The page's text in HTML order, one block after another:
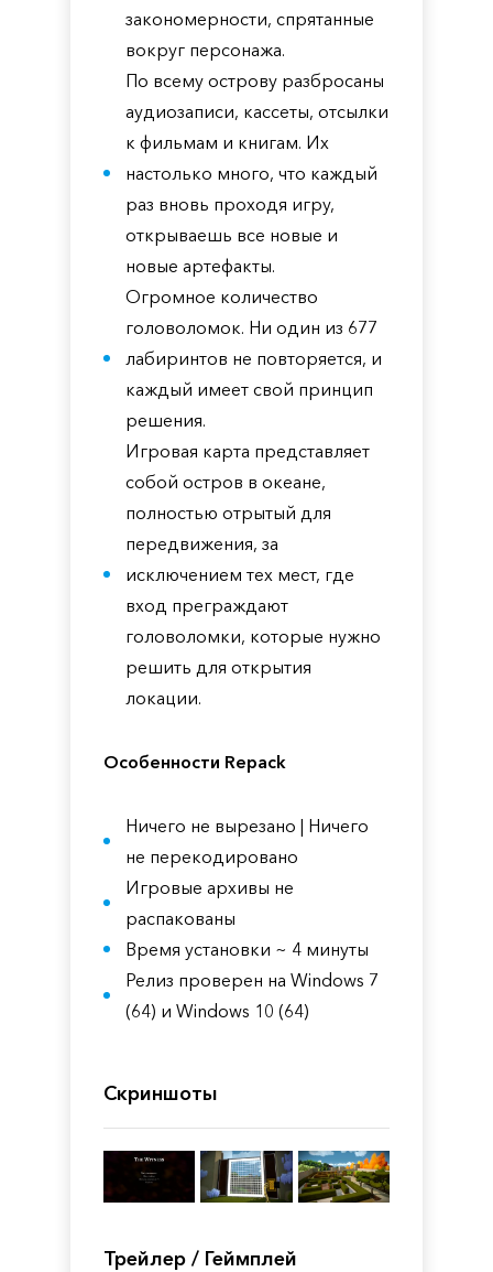
закономерности, спрятанные
вокруг персонажа.
По всему острову разбросаны
аудиозаписи, кассеты, отсылки
к фильмам и книгам. Их
настолько много, что каждый
раз вновь проходя игру,
открываешь все новые и
новые артефакты.
Огромное количество
головоломок. Ни один из 677
лабиринтов не повторяется, и
каждый имеет свой принцип
решения.
Игровая карта представляет
собой остров в океане,
полностью отрытый для
передвижения, за
исключением тех мест, где
вход преграждают
головоломки, которые нужно
решить для открытия
локации.
Особенности Repack
Ничего не вырезано | Ничего
не перекодировано
Игровые архивы не
распакованы
Время установки ~ 4 минуты
Релиз проверен на Windows 7
(64) и Windows 10 (64)
Скриншоты
Трейлер / Геймплей